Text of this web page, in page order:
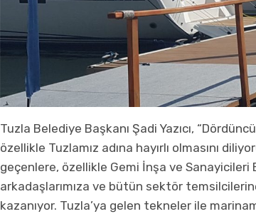
Tuzla Belediye Başkanı Şadi Yazıcı,
özellikle Tuzlamız adına hayırlı olmasını
geçenlere, özellikle Gemi İnşa ve
arkadaşlarımıza ve bütün sektör
kazanıyor. Tuzla’ya gelen tekneler ile